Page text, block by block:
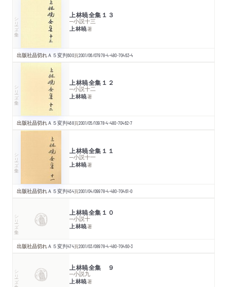
シリーズ・全集 上林暁全集１３
─小説十三
上林暁著
出版社品切れＡ５変判600頁2001/06/07978-4-480-70463-4
シリーズ・全集 上林暁全集１２
─小説十二
上林暁著
出版社品切れＡ５変判468頁2001/05/10978-4-480-70462-7
シリーズ・全集 上林暁全集１１
─小説十一
上林暁著
出版社品切れＡ５変判454頁2001/04/09978-4-480-70461-0
シリーズ・全集 上林暁全集１０
─小説十
上林暁著
出版社品切れＡ５変判474頁2001/03/08978-4-480-70460-3
シリーズ・全集 上林暁全集 ９
─小説九
上林暁著